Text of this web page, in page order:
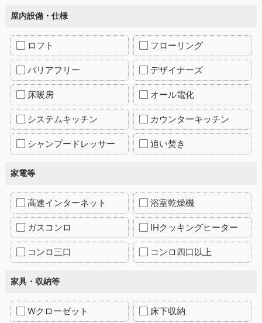
屋内設備・仕様
ロフト フローリング
バリアフリー デザイナーズ
床暖房 オール電化
システムキッチン カウンターキッチン
シャンプードレッサー 追い焚き
家電等
高速インターネット 浴室乾燥機
ガスコンロ IHクッキングヒーター
コンロ三口 コンロ四口以上
家具・収納等
Wクローゼット 床下収納